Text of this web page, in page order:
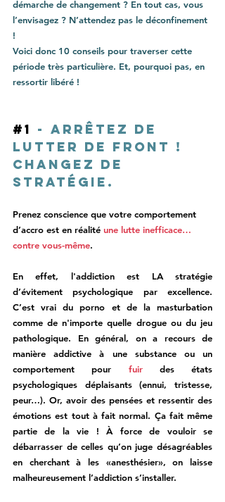
démarche de changement ? En tout cas, vous
l’envisagez ? N’attendez pas le déconfinement
!
Voici donc 10 conseils pour traverser cette
période très particulière. Et, pourquoi pas, en
ressortir libéré !
#1 - Arrêtez de
lutter de front !
Changez de
stratégie.
Prenez conscience que votre comportement
d’accro est en réalité une lutte inefficace…
contre vous-même.
En effet, l'addiction est LA stratégie
d’évitement psychologique par excellence.
C’est vrai du porno et de la masturbation
comme de n'importe quelle drogue ou du jeu
pathologique. En général, on a recours de
manière addictive à une substance ou un
comportement pour fuir des états
psychologiques déplaisants (ennui, tristesse,
peur…). Or, avoir des pensées et ressentir des
émotions est tout à fait normal. Ça fait même
partie de la vie ! À force de vouloir se
débarrasser de celles qu’on juge désagréables
en cherchant à les «anesthésier», on laisse
malheureusement l’addiction s’installer.